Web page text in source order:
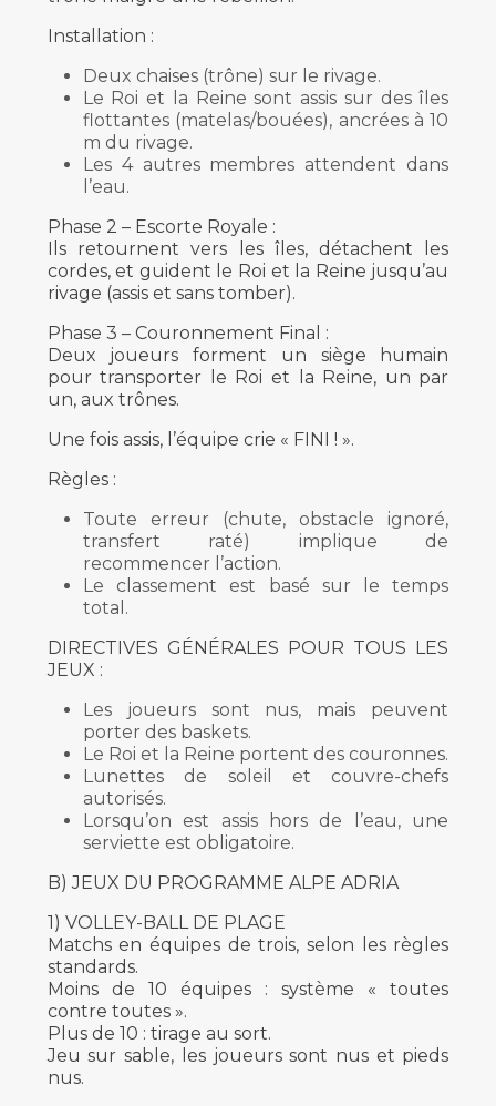
Installation :
Deux chaises (trône) sur le rivage.
Le Roi et la Reine sont assis sur des îles
flottantes (matelas/bouées), ancrées à 10
m du rivage.
Les 4 autres membres attendent dans
l’eau.
Phase 2 – Escorte Royale :
Ils retournent vers les îles, détachent les
cordes, et guident le Roi et la Reine jusqu’au
rivage (assis et sans tomber).
Phase 3 – Couronnement Final :
Deux joueurs forment un siège humain
pour transporter le Roi et la Reine, un par
un, aux trônes.
Une fois assis, l’équipe crie « FINI ! ».
Règles :
Toute erreur (chute, obstacle ignoré,
transfert raté) implique de
recommencer l’action.
Le classement est basé sur le temps
total.
DIRECTIVES GÉNÉRALES POUR TOUS LES
JEUX :
Les joueurs sont nus, mais peuvent
porter des baskets.
Le Roi et la Reine portent des couronnes.
Lunettes de soleil et couvre-chefs
autorisés.
Lorsqu’on est assis hors de l’eau, une
serviette est obligatoire.
B) JEUX DU PROGRAMME ALPE ADRIA
1) VOLLEY-BALL DE PLAGE
Matchs en équipes de trois, selon les règles
standards.
Moins de 10 équipes : système « toutes
contre toutes ».
Plus de 10 : tirage au sort.
Jeu sur sable, les joueurs sont nus et pieds
nus.